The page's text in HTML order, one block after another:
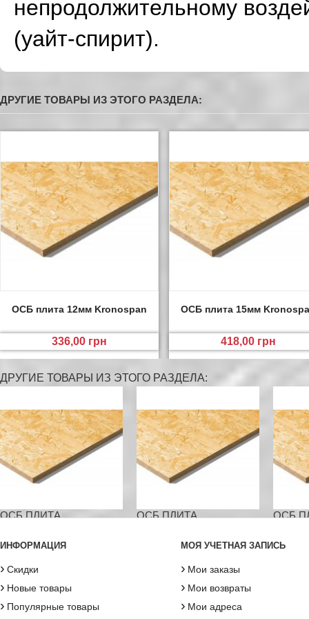
непродолжительному
(уайт-спирит).
ДРУГИЕ ТОВАРЫ ИЗ ЭТОГО РАЗДЕЛА:
ОСБ плита 12мм Kronospan
336,00 грн
ОСБ плита 15мм
418,00 грн
ДРУГИЕ ТОВАРЫ ИЗ ЭТОГО РАЗДЕЛА:
ОСБ ПЛИТА... ОСБ ПЛИТА... ОСБ
ИНФОРМАЦИЯ
› Скидки
› Новые товары
› Популярные товары
МОЯ УЧЕТНАЯ ЗАПИСЬ
› Мои заказы
› Мои возвраты
› Мои адреса